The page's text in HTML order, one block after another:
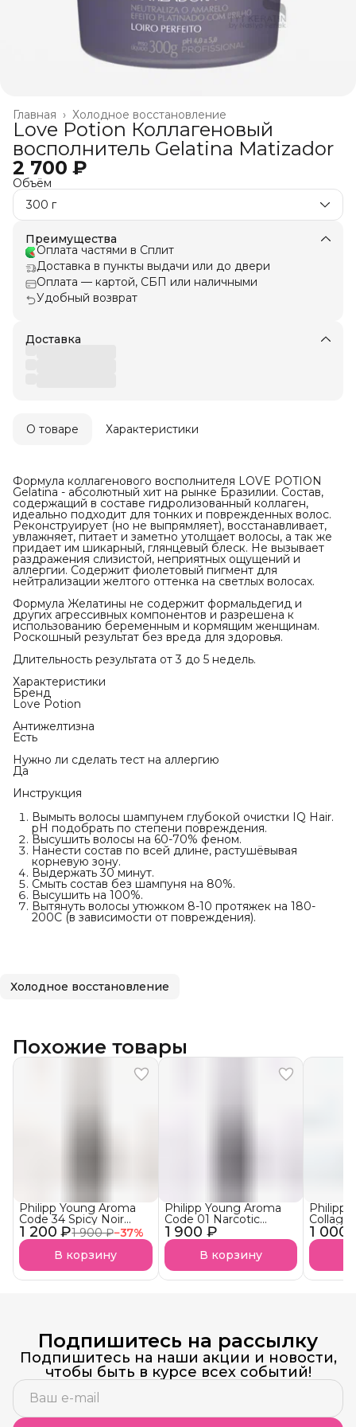
Холодное восстановление
Главная ›
Love Potion Коллагеновый
восполнитель Gelatina Matizador
2 700 ₽
Объём
300 г
Преимущества
Оплата частями в Сплит
Доставка в пункты выдачи или до двери
Оплата — картой, СБП или наличными
Удобный возврат
Доставка
О товаре Характеристики
Формула коллагенового восполнителя LOVE POTION
Gelatina - абсолютный хит на рынке Бразилии. Состав,
содержащий в составе гидролизованный коллаген,
идеально подходит для тонких и поврежденных волос.
Реконструирует (но не выпрямляет), восстанавливает,
увлажняет, питает и заметно утолщает волосы, а так же
придает им шикарный, глянцевый блеск. Не вызывает
раздражения слизистой, неприятных ощущений и
аллергии. Содержит фиолетовый пигмент для
нейтрализации желтого оттенка на светлых волосах.
Формула Желатины не содержит формальдегид и
других агрессивных компонентов и разрешена к
использованию беременным и кормящим женщинам.
Роскошный результат без вреда для здоровья.
Длительность результата от 3 до 5 недель.
Характеристики
Бренд
Love Potion
Антижелтизна
Есть
Нужно ли сделать тест на аллергию
Да
Инструкция
Вымыть волосы шампунем глубокой очистки IQ Hair.
pH подобрать по степени повреждения.
Высушить волосы на 60-70% феном.
Нанести состав по всей длине, растушёвывая
корневую зону.
Выдержать 30 минут.
Смыть состав без шампуня на 80%.
Высушить на 100%.
Вытянуть волосы утюжком 8-10 протяжек на 180-
200С (в зависимости от повреждения).
Холодное восстановление
Похожие товары
1 200 ₽1 900 ₽−37%
Philipp Young Aroma
Code 34 Spicy Noir
Арома-Бустер Пряный
нуар АКЦИЯ!
В корзину
1 900 ₽
Philipp Young Aroma
Code 01 Narcotic
Blossom Арома-
Бустер
Наркотический
Цветок
В корзину
1 000
Philipp
Ultra
Подпишитесь на рассылку
Подпишитесь на наши акции и новости,
чтобы быть в курсе всех событий!